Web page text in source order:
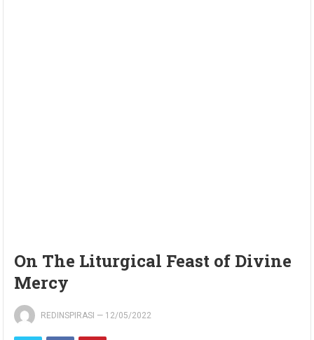
On The Liturgical Feast of Divine
Mercy
REDINSPIRASI — 12/05/2022